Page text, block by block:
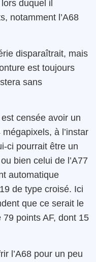
duquel il
notamment l’A68
disparaîtrait, mais
est toujours
sans
censée avoir un
à l’instar
ci pourrait être un
bien celui de l’A77
automatique
de type croisé. Ici
que ce serait le
79 points AF, dont 15
l’A68 pour un peu